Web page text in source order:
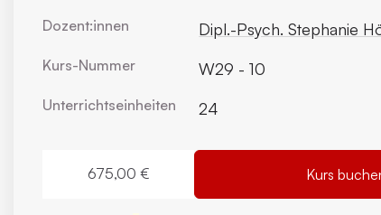
Dozent:innen Dipl.-Psych. Stephanie
Kurs-Nummer W29 - 10
Unterrichts­einheiten 24
675,00 € Kurs